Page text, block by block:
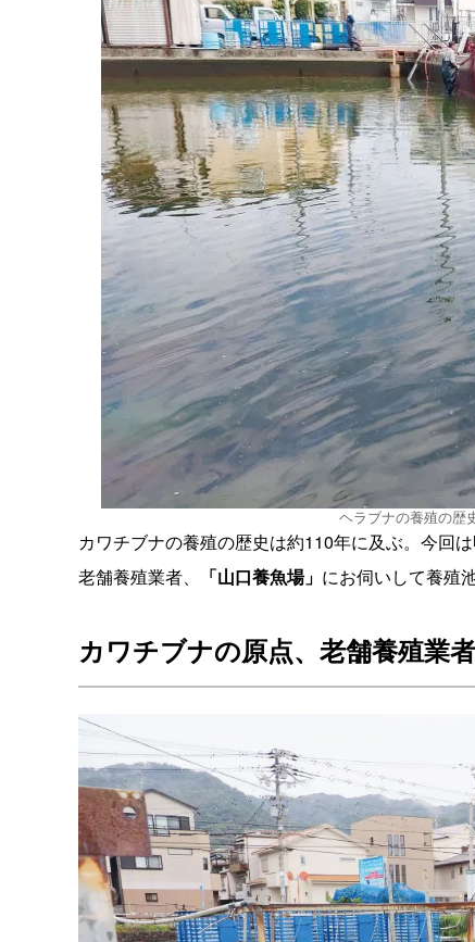
ヘラブナの養殖の歴
カワチブナの養殖の歴史は約110年に及ぶ。今回
老舗養殖業者、
「山口養魚場」 にお伺いして養殖
カワチブナの原点、老舗養殖業